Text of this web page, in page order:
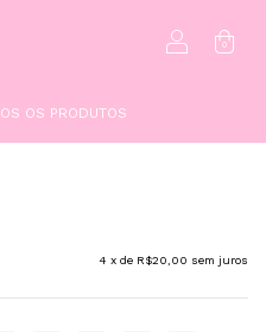
0
OS PRODUTOS
4 x de R$20,00 sem juros